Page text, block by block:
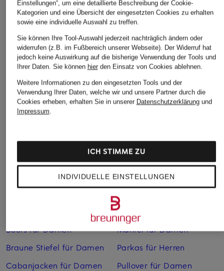
LABEL
Strickshirt
49,99 €
115 € 99,95 €
Boots für Damen
Braune Stiefel für Damen
Cabanjacken für Damen
Kleider
Lederjacken für Damen
Mäntel für Damen
Parkas für Herren
Pullover für Damen
Einstellungen“, um eine detaillierte Beschreibung der Cookie-
Kategorien und eine Übersicht der eingesetzten Cookies zu erhalten
sowie eine individuelle Auswahl zu treffen.
Sie können Ihre Tool-Auswahl jederzeit nachträglich ändern oder
widerrufen (z.B. im Fußbereich unserer Webseite). Der Widerruf hat
jedoch keine Auswirkung auf die bisherige Verwendung der Tools und
Ihrer Daten. Sie können hierden Einsatz von Cookies ablehnen.
Weitere Informationen zu den eingesetzten Tools und der
Verwendung Ihrer Daten, welche wir und unsere Partner durch die
Cookies erheben, erhalten Sie in unserer Datenschutzerklärungund
Impressum.
INDIVIDUELLE EINSTELLUNGEN
ICH STIMME ZU